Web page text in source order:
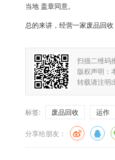
当地 盖章同意。
总的来讲，经营一家废品回
扫描二维码
版权声明：
转载请注明
标签: 废品回收 运作
分享给朋友：